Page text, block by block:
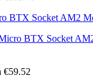
BTX Socket
€59.52